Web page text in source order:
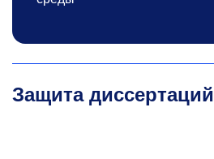
Защита диссертаций